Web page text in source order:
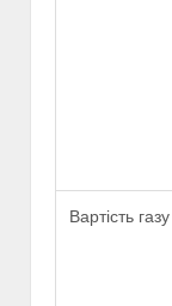
Вартість газу